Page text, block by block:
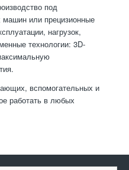
под
машин или прецизионные
нагрузок,
технологии: 3D-
вспомогательных и
работать в любых